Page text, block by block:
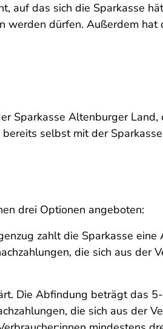
auf das sich die Sparkasse
werden dürfen. Außerdem
Sparkasse Altenburger
selbst mit der
drei Optionen angeboten:
zahlt die Sparkasse
die sich aus
Die Abfindung beträgt das
die sich aus der